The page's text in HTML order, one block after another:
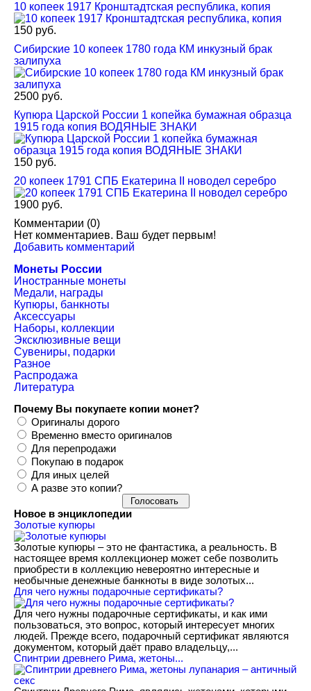
10 копеек 1917 Кронштадтская республика, копия
150 руб.
Сибирские 10 копеек 1780 года КМ инкузный брак
залипуха
2500 руб.
Купюра Царской России 1 копейка бумажная образца
1915 года копия ВОДЯНЫЕ ЗНАКИ
150 руб.
20 копеек 1791 СПБ Екатерина II новодел серебро
1900 руб.
Комментарии (0)
Нет комментариев. Ваш будет первым!
Добавить комментарий
Монеты России
Иностранные монеты
Медали, награды
Купюры, банкноты
Аксессуары
Наборы, коллекции
Эксклюзивные вещи
Сувениры, подарки
Разное
Распродажа
Литература
Почему Вы покупаете копии монет?
Оригиналы дорого
Временно вместо оригиналов
Для перепродажи
Покупаю в подарок
Для иных целей
А разве это копии?
Новое в энциклопедии
Золотые купюры
Золотые купюры – это не фантастика, а реальность. В
настоящее время коллекционер может себе позволить
приобрести в коллекцию невероятно интересные и
необычные денежные банкноты в виде золотых...
​Для чего нужны подарочные сертификаты?
Для чего нужны подарочные сертификаты, и как ими
пользоваться, это вопрос, который интересует многих
людей. Прежде всего, подарочный сертификат являются
документом, который даёт право владельцу,...
Спинтрии древнего Рима, жетоны...